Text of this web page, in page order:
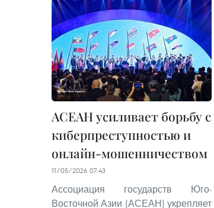
АСЕАН усиливает борьбу с
киберпреступностью и
онлайн-мошенничеством
11/05/2026 07:43
Ассоциация государств Юго-
Восточной Азии (АСЕАН) укрепляет